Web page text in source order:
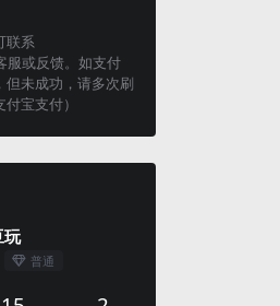
联系
或反馈。如支付
但未成功，请多次刷
宝支付）
玩
普通